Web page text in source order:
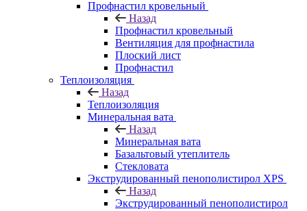
Профнастил кровельный
Назад
Профнастил кровельный
Вентиляция для профнастила
Плоский лист
Профнастил
Теплоизоляция
Назад
Теплоизоляция
Минеральная вата
Назад
Минеральная вата
Базальтовый утеплитель
Стекловата
Экструдированный пенополистирол XPS
Назад
Экструдированный пенополистирол